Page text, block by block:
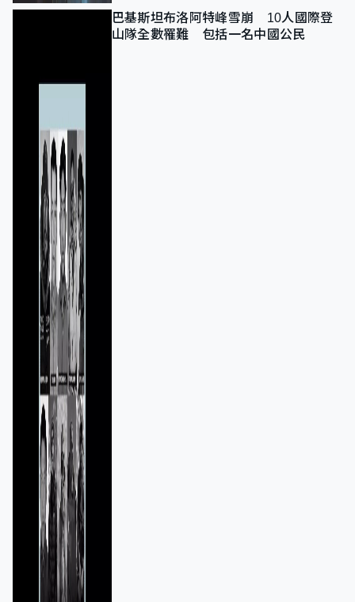
巴基斯坦布洛阿特峰雪崩 10人國際登
山隊全數罹難 包括一名中國公民